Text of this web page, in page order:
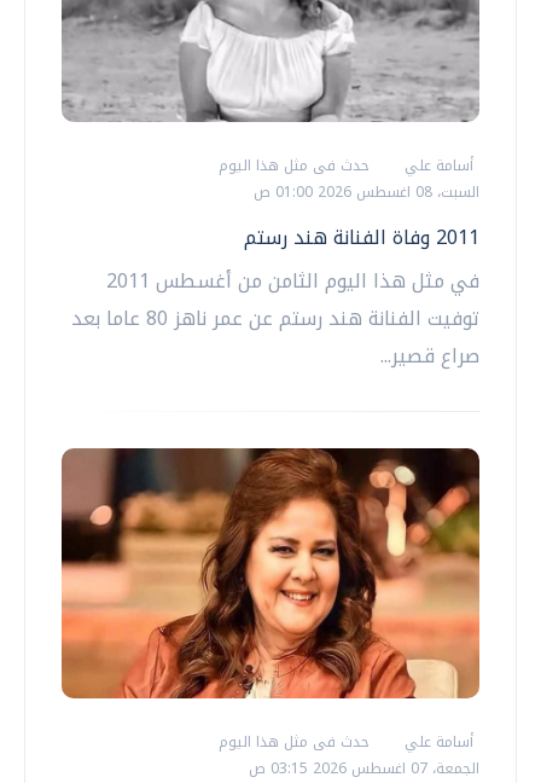
أسامة علي
حدث فى مثل هذا اليوم
السبت، 08 اغسطس 2026 01:00 ص
2011 وفاة الفنانة هند رستم
في مثل هذا اليوم الثامن من أغسطس 2011
توفيت الفنانة هند رستم عن عمر ناهز 80 عاما بعد
صراع قصير...
أسامة علي
حدث فى مثل هذا اليوم
الجمعة، 07 اغسطس 2026 03:15 ص